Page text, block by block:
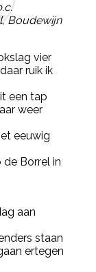
Boudewijn
vier
ruik ik
een tap
weer
eeuwig
de Borrel in
aan
staan
ertegen